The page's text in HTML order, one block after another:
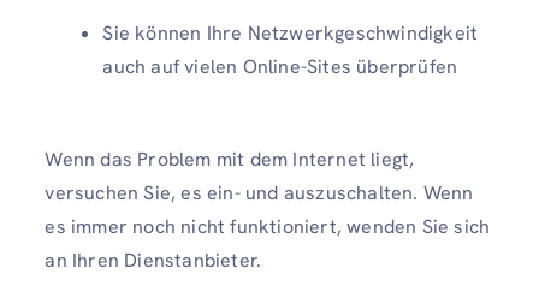
Sie können Ihre Netzwerkgeschwindigkeit
auch auf vielen Online-Sites überprüfen
Wenn das Problem mit dem Internet liegt,
versuchen Sie, es ein- und auszuschalten. Wenn
es immer noch nicht funktioniert, wenden Sie sich
an Ihren Dienstanbieter.